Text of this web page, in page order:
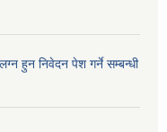
हुन निवेदन पेश गर्ने सम्बन्धी